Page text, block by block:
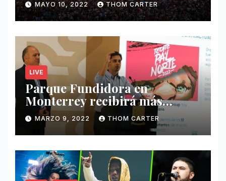
MAYO 10, 2022 THOM CARTER
LIVE
Parque Fundidora en
Monterrey recibirá más
ingresos por festivales de
Música.
MARZO 9, 2022 THOM CARTER